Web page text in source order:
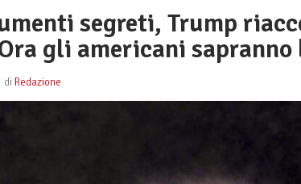
segreti, Trump
gli americani
di Redazione